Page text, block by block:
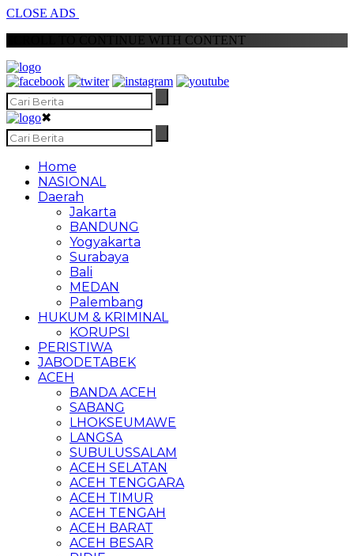
CLOSE ADS
SCROLL TO CONTINUE WITH CONTENT
✖
Home
NASIONAL
Daerah
Jakarta
BANDUNG
Yogyakarta
Surabaya
Bali
MEDAN
Palembang
HUKUM & KRIMINAL
KORUPSI
PERISTIWA
JABODETABEK
ACEH
BANDA ACEH
SABANG
LHOKSEUMAWE
LANGSA
SUBULUSSALAM
ACEH SELATAN
ACEH TENGGARA
ACEH TIMUR
ACEH TENGAH
ACEH BARAT
ACEH BESAR